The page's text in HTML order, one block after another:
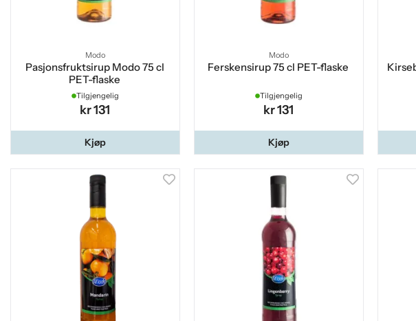
Modo
Pasjonsfruktsirup Modo 75 cl
PET-flaske
Tilgjengelig
kr 131
Kjøp
Modo
Ferskensirup 75 cl PET-flaske
Tilgjengelig
kr 131
Kjøp